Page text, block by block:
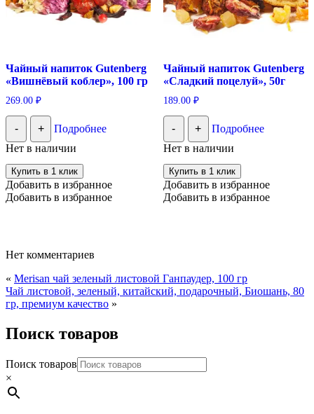
Чайный напиток Gutenberg
«Вишнёвый коблер», 100 гр
269.00 ₽
- +
Подробнее
Нет в наличии
Купить в 1 клик
Добавить в избранное
Добавить в избранное
Чайный напиток Gutenberg
«Сладкий поцелуй», 50г
189.00 ₽
- +
Подробнее
Нет в наличии
Купить в 1 клик
Добавить в избранное
Добавить в избранное
Нет комментариев
« Merisan чай зеленый листовой Ганпаудер, 100 гр
Чай листовой, зеленый, китайский, подарочный, Биошань, 80
гр, премиум качество »
Поиск товаров
Поиск товаров
×